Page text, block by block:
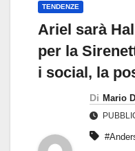
TENDENZE
Ariel sarà
per la
i social, la
Di Mario